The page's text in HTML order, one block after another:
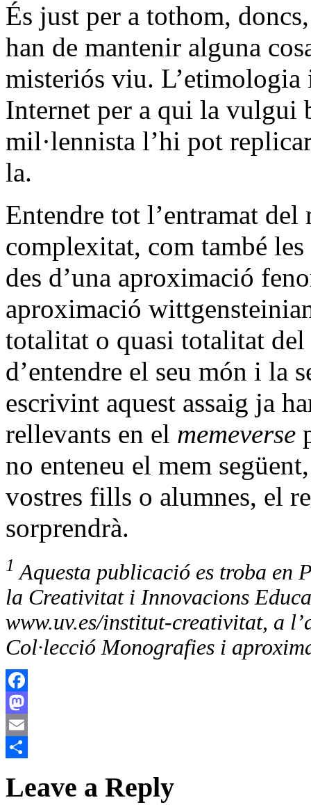
És just per a tothom,
han de mantenir alguna
misteriós viu. L’etimologia
Internet per a qui la vulgui
mil·lennista l’hi pot
la.
Entendre tot l’entramat
complexitat, com també
des d’una aproximació
aproximació
totalitat o quasi totalitat del
d’entendre el seu món i la
escrivint aquest assaig ja
rellevants en el memeverse
no enteneu el mem
vostres fills o alumnes, el
sorprendrà.
1 Aquesta publicació es troba en
la Creativitat i Innovacions
www.uv.es/institut-creativitat, a
Col·lecció Monografies i
Facebook
Mastodon
Email
Leave a Reply